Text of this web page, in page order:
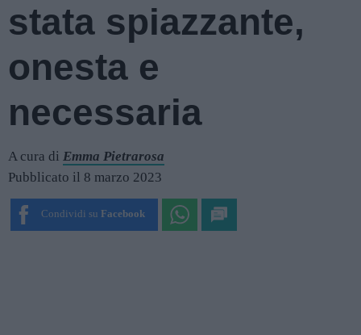
stata spiazzante,
onesta e
necessaria
A cura di Emma Pietrarosa
Pubblicato il 8 marzo 2023
Condividi su Facebook